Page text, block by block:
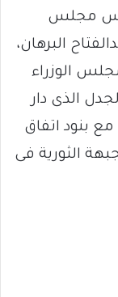
مجلس
البرهان،
الوزراء
الذى دار
مع بنود اتفاق
الثورية فى